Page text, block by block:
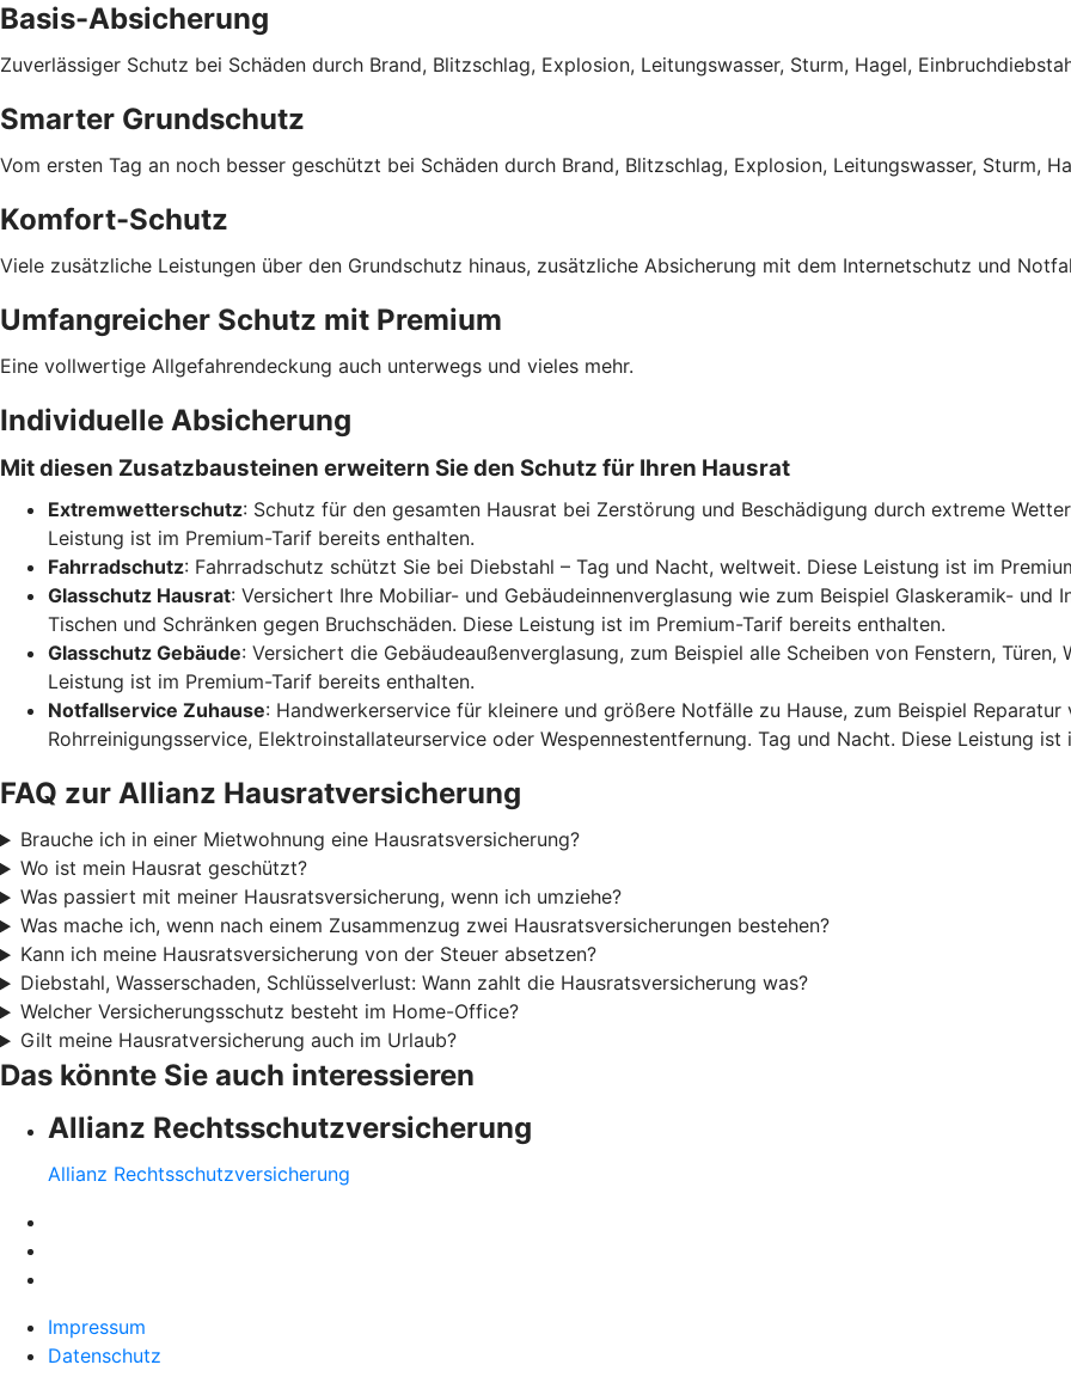
Basis-Absicherung
Zuverlässiger Schutz bei Schäden durch Brand, Blitzschlag, Explosion, Leitungswasser, Sturm, Hagel,
Smarter Grundschutz
Vom ersten Tag an noch besser geschützt bei Schäden durch Brand, Blitzschlag, Explosion, Leitungswasser, Sturm,
Komfort-Schutz
Viele zusätzliche Leistungen über den Grundschutz hinaus, zusätzliche Absicherung mit dem Internetschutz und
Umfangreicher Schutz mit Premium
Eine vollwertige Allgefahrendeckung auch unterwegs und vieles mehr.
Individuelle Absicherung
Mit diesen Zusatzbausteinen erweitern Sie den Schutz für Ihren Hausrat
Extremwetterschutz: Schutz für den gesamten Hausrat bei Zerstörung und Beschädigung durch extreme
Leistung ist im Premium-Tarif bereits enthalten.
Fahrradschutz: Fahrradschutz schützt Sie bei Diebstahl – Tag und Nacht, weltweit. Diese Leistung ist im
Glasschutz Hausrat: Versichert Ihre Mobiliar- und Gebäudeinnenverglasung wie zum Beispiel Glaskeramik-
Tischen und Schränken gegen Bruchschäden. Diese Leistung ist im Premium-Tarif bereits enthalten.
Glasschutz Gebäude: Versichert die Gebäudeaußenverglasung, zum Beispiel alle Scheiben von Fenstern,
Leistung ist im Premium-Tarif bereits enthalten.
Notfallservice Zuhause: Handwerkerservice für kleinere und größere Notfälle zu Hause, zum Beispiel
Rohrreinigungsservice, Elektroinstallateurservice oder Wespennestentfernung. Tag und Nacht. Diese Leistung
FAQ zur Allianz Hausratversicherung
Brauche ich in einer Mietwohnung eine Hausratsversicherung?
Wo ist mein Hausrat geschützt?
Was passiert mit meiner Hausratsversicherung, wenn ich umziehe?
Was mache ich, wenn nach einem Zusammenzug zwei Hausratsversicherungen bestehen?
Kann ich meine Hausratsversicherung von der Steuer absetzen?
Diebstahl, Wasserschaden, Schlüsselverlust: Wann zahlt die Hausratsversicherung was?
Welcher Versicherungsschutz besteht im Home-Office?
Gilt meine Hausratversicherung auch im Urlaub?
Das könnte Sie auch interessieren
Allianz Rechtsschutzversicherung
Allianz Rechtsschutzversicherung
Impressum
Datenschutz